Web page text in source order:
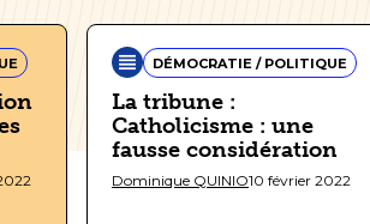
DÉMOCRATIE / POLITIQUE
La tribune :
Catholicisme : une
fausse considération
Dominique QUINIO10 février 2022